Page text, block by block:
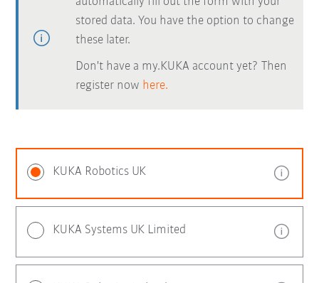
stored data. You have the option to change
these later.
Don't have a my.KUKA account yet? Then
register now here.
KUKA Robotics UK
KUKA Systems UK Limited